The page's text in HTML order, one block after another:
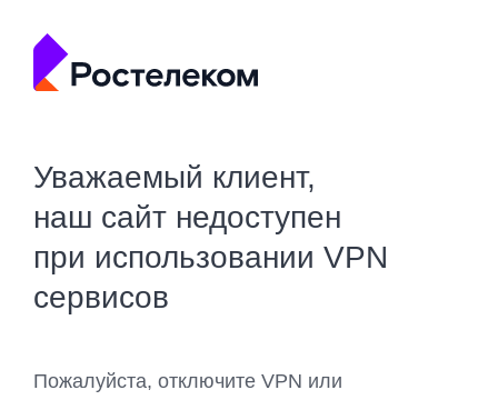
Уважаемый клиент,
наш сайт недоступен
при использовании VPN
сервисов
Пожалуйста, отключите VPN или